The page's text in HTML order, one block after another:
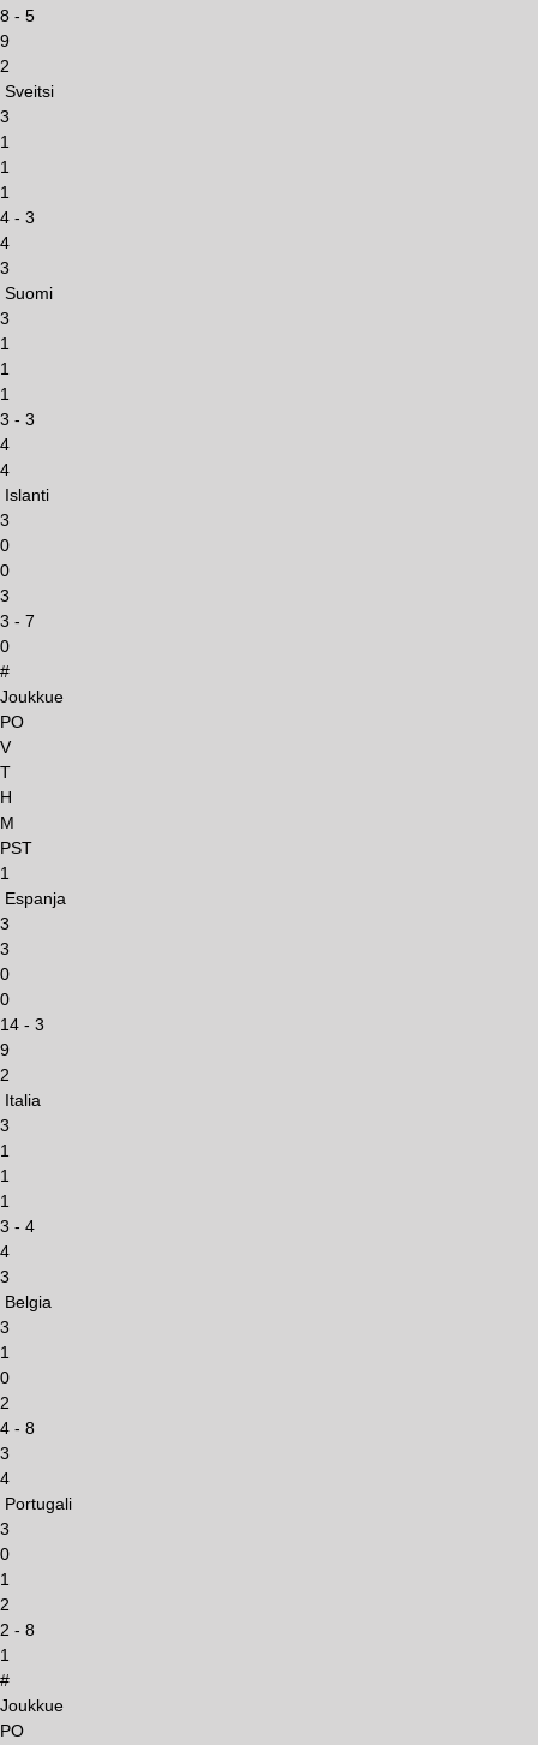
8 - 5
9
2
Sveitsi
3
1
1
1
4 - 3
4
3
Suomi
3
1
1
1
3 - 3
4
4
Islanti
3
0
0
3
3 - 7
0
#
Joukkue
PO
V
T
H
M
PST
1
Espanja
3
3
0
0
14 - 3
9
2
Italia
3
1
1
1
3 - 4
4
3
Belgia
3
1
0
2
4 - 8
3
4
Portugali
3
0
1
2
2 - 8
1
#
Joukkue
PO